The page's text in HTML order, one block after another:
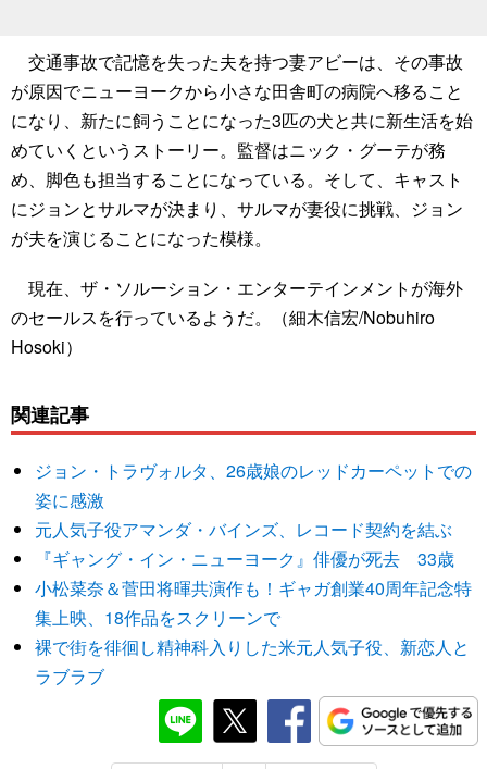
交通事故で記憶を失った夫を持つ妻アビーは、その事故
が原因でニューヨークから小さな田舎町の病院へ移ること
になり、新たに飼うことになった3匹の犬と共に新生活を始
めていくというストーリー。監督はニック・グーテが務
め、脚色も担当することになっている。そして、キャスト
にジョンとサルマが決まり、サルマが妻役に挑戦、ジョン
が夫を演じることになった模様。
現在、ザ・ソルーション・エンターテインメントが海外
のセールスを行っているようだ。（細木信宏/Nobuhiro
Hosoki）
関連記事
ジョン・トラヴォルタ、26歳娘のレッドカーペットでの
姿に感激
元人気子役アマンダ・バインズ、レコード契約を結ぶ
『ギャング・イン・ニューヨーク』俳優が死去 33歳
小松菜奈＆菅田将暉共演作も！ギャガ創業40周年記念特
集上映、18作品をスクリーンで
裸で街を徘徊し精神科入りした米元人気子役、新恋人と
ラブラブ